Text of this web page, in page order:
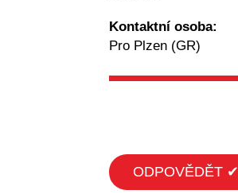
Kontaktní osoba:
Pro Plzen (GR)
ODPOVĚDĚT ✔